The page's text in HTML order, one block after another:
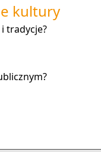
kultury
tradycje?